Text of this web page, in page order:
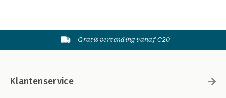
Gratis verzending vanaf €20
Klantenservice